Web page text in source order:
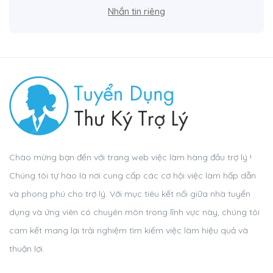
Nhắn tin riêng
Chào mừng bạn đến với trang web việc làm hàng đầu trợ lý !
Chúng tôi tự hào là nơi cung cấp các cơ hội việc làm hấp dẫn
và phong phú cho trợ lý. Với mục tiêu kết nối giữa nhà tuyển
dụng và ứng viên có chuyên môn trong lĩnh vực này, chúng tôi
cam kết mang lại trải nghiệm tìm kiếm việc làm hiệu quả và
thuận lợi.